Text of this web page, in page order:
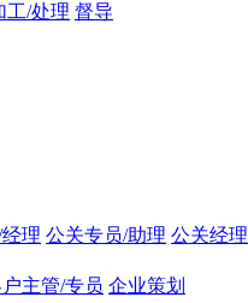
工/处理 督导
理 公关专员/助理 公关经
主管/专员 企业策划